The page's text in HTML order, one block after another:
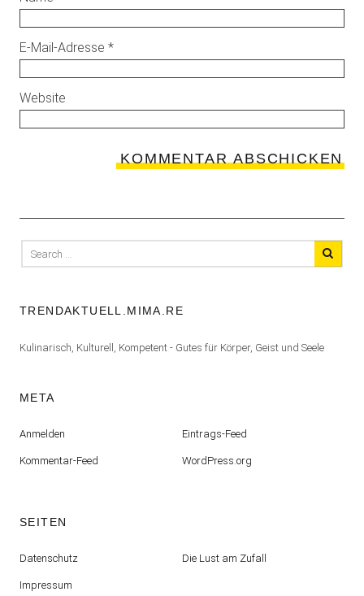
E-Mail-Adresse *
Website
for:
TRENDAKTUELL.MIMA.RE
Kulinarisch, Kulturell, Kompetent - Gutes für Körper, Geist und Seele
META
Anmelden Eintrags-Feed
Kommentar-Feed WordPress.org
SEITEN
Datenschutz Die Lust am Zufall
Impressum